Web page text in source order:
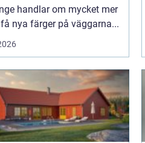
handlar om mycket mer
nya färger på väggarna...